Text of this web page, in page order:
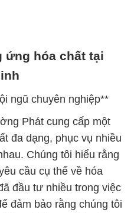
ứng hóa chất tại
ngũ chuyên nghiệp**
Phát cung cấp một
đa dạng, phục vụ nhiều
Chúng tôi hiểu rằng
cầu cụ thể về hóa
đầu tư nhiều trong việc
đảm bảo rằng chúng tôi